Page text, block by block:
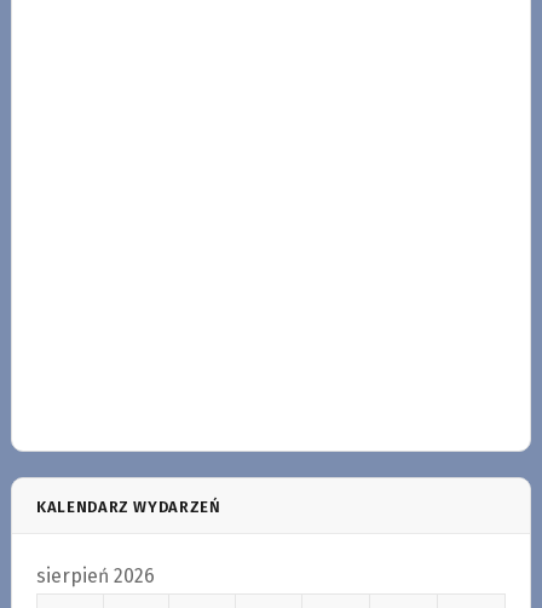
KALENDARZ WYDARZEŃ
sierpień 2026